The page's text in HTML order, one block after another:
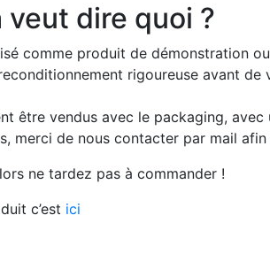
dire quoi ?
comme produit de démonstration
rigoureuse avant de
être vendus avec le packaging,
merci de nous contacter par mail
ne tardez pas à commander !
c’est ici